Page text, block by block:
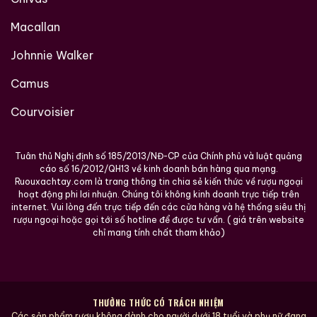
gỗ sồi Nhật Mizunara thoảng nhẹ
hương hoa trắng thanh thoát
Những note hương này hòa quyện nhẹ nhàng tạo cảm
Vị rượu (Palate)
Khi thưởng thức, lớp hương vị trở nên phong phú hơn
với:
Macallan
Johnnie Walker
Camus
Courvoisier
Tuân thủ Nghị định số 185/2013/NĐ-CP của Chính phủ và luật quảng
cáo số 16/2012/QH13 về kinh doanh bán hàng qua mạng.
Ruouxachtay.com là trang thông tin chia sẻ kiến thức về rượu ngoại
hoạt động phi lơi nhuận. Chúng tôi không kinh doanh trực tiếp trên
internet. Vui lòng đến trực tiếp đến các cửa hàng và hệ thống siêu thị
rượu ngoại hoặc gọi tới số hotline để được tư vấn. ( giá trên website
chỉ mang tính chất tham khảo)
THƯỞNG THỨC CÓ TRÁCH NHIỆM